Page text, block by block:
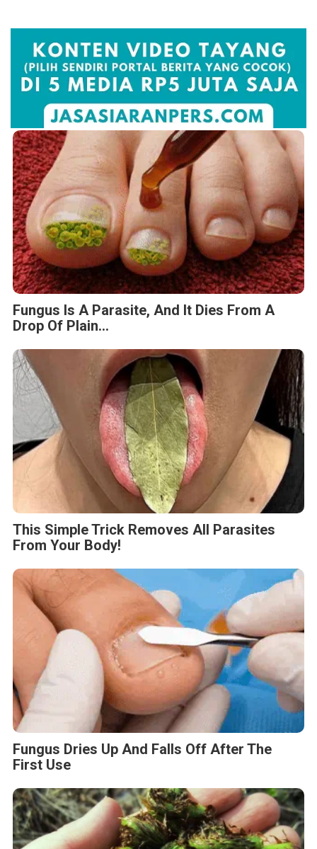
Fungus Is A Parasite, And It Dies From A
Drop Of Plain...
This Simple Trick Removes All Parasites
From Your Body!
Fungus Dries Up And Falls Off After The
First Use